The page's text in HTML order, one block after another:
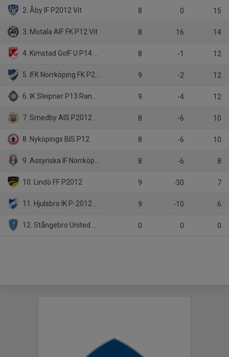
2. Åby IF P2012 Vit 8 0 15
3. Motala AIF FK P12 Vit 8 16 14
4. Kimstad GoIF U P14 Vit 8 -1 12
5. IFK Norrköping FK P2013 9 -2 12
6. IK Sleipner P13 Randigt 9 -4 12
7. Smedby AIS P2012 Svart 8 -6 10
8. Nyköpings BIS P12 8 -6 10
9. Assyriska IF Norrköping 1 8 -6 8
10. Lindö FF P2012 9 -30 7
11. Hjulsbro IK P-2012 Blå 9 -10 6
12. Stångebro United BK 2012-13 0 0 0